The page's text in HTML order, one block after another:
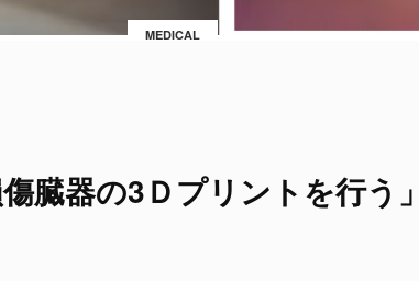
MEDICAL
臓器の3Ｄプリントを行う